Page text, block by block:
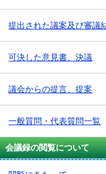
提出された議案及び審議
可決した意見書、決議
議会からの提言、提案
一般質問・代表質問一覧
会議録の閲覧について